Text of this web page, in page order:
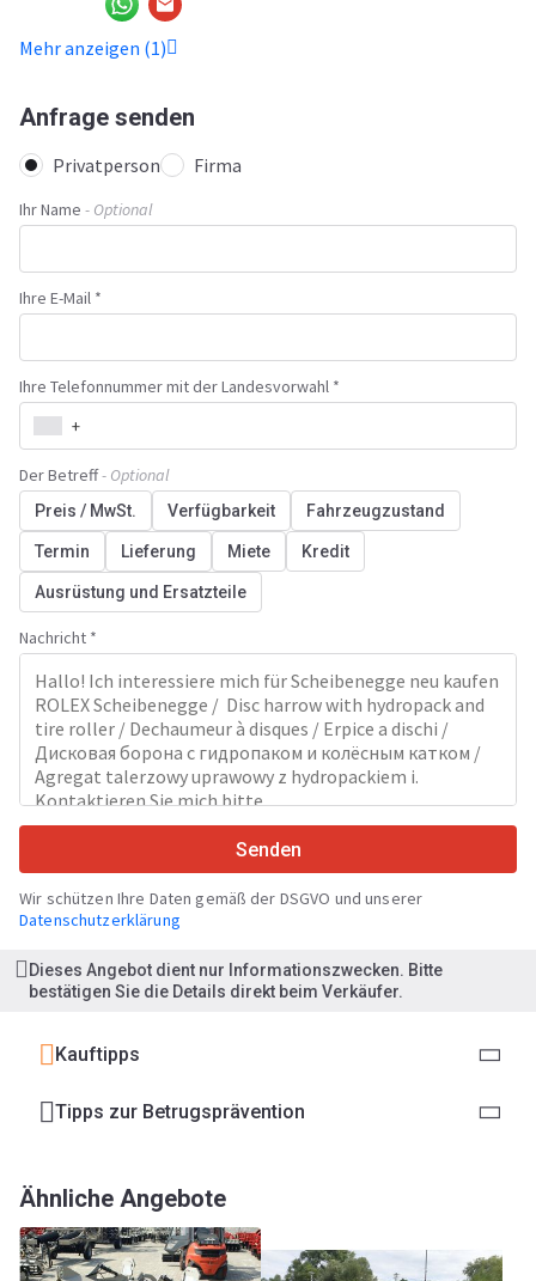
Mehr anzeigen (1)
Anfrage senden
Privatperson Firma
Ihr Name - Optional
Ihre E-Mail *
Ihre Telefonnummer mit der Landesvorwahl *
+
Der Betreff- Optional
Preis / MwSt. Verfügbarkeit Fahrzeugzustand
Termin Lieferung Miete Kredit
Ausrüstung und Ersatzteile
Nachricht *
Senden
Wir schützen Ihre Daten gemäß der DSGVO und unserer
Datenschutzerklärung
Dieses Angebot dient nur Informationszwecken. Bitte
bestätigen Sie die Details direkt beim Verkäufer.
Kauftipps
Tipps zur Betrugsprävention
Ähnliche Angebote